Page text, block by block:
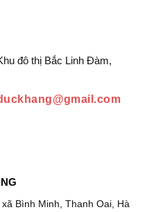
đô thị Bắc Linh Đàm,
Bình Minh, Thanh Oai, Hà